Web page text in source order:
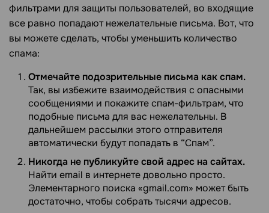
фильтрами для защиты пользователей, во входящие
все равно попадают нежелательные письма. Вот, что
вы можете сделать, чтобы уменьшить количество
спама:
Отмечайте подозрительные письма как спам.
Так, вы избежите взаимодействия с опасными
сообщениями и покажите спам-фильтрам, что
подобные письма для вас нежелательны. В
дальнейшем рассылки этого отправителя
автоматически будут попадать в “Спам”.
Никогда не публикуйте свой адрес на сайтах.
Найти email в интернете довольно просто.
Элементарного поиска «gmail.com» может быть
достаточно, чтобы собрать тысячи адресов.